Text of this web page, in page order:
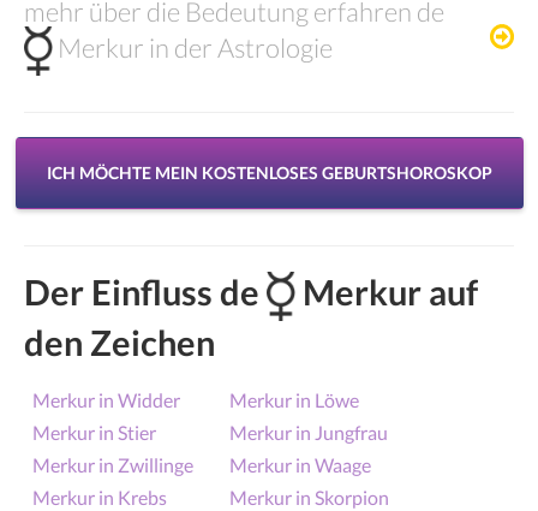
mehr über die Bedeutung erfahren de
Merkur in der Astrologie
ICH MÖCHTE MEIN KOSTENLOSES GEBURTSHOROSKOP
Der Einfluss de
Merkur auf
den Zeichen
Merkur in Widder
Merkur in Stier
Merkur in Zwillinge
Merkur in Krebs
Merkur in Löwe
Merkur in Jungfrau
Merkur in Waage
Merkur in Skorpion